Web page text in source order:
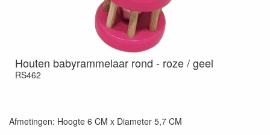
Houten babyrammelaar rond - roze / geel
RS462
Afmetingen: Hoogte 6 CM x Diameter 5,7 CM